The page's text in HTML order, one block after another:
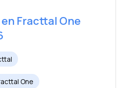
Fracttal One
One